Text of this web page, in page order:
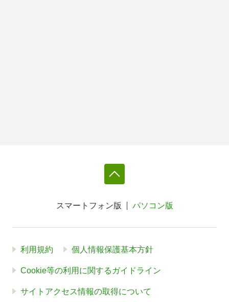
スマートフォン版 パソコン版
利用規約 個人情報保護基本方針
Cookie等の利用に関するガイドライン
サイトアクセス情報の取得について